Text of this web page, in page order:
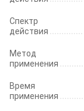
Спектр
действия
Метод
применения
Время
применения